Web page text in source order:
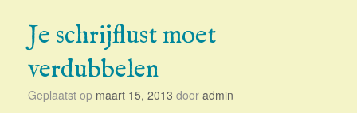
Je schrijflust moet
verdubbelen
Geplaatst op maart 15, 2013 door admin